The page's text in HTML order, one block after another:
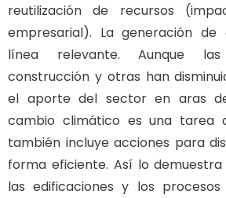
reutilización de recursos
empresarial). La generación de
línea relevante. Aunque
construcción y otras han
el aporte del sector en aras
cambio climático es una tarea
también incluye acciones para
forma eficiente. Así lo
las edificaciones y los